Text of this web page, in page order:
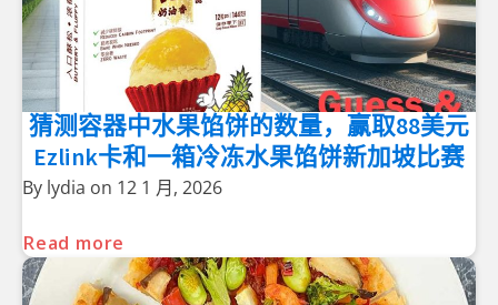
猜测容器中水果馅饼的数量，赢取88美元
Ezlink卡和一箱冷冻水果馅饼新加坡比赛
By lydia on 12 1 月, 2026
Read more